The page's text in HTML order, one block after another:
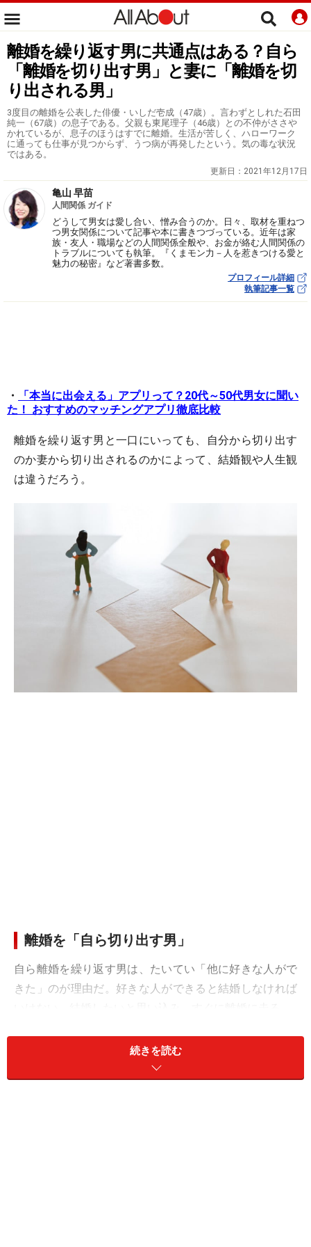
離婚を繰り返す男に共通点はある？自ら
「離婚を切り出す男」と妻に「離婚を切
り出される男」
3度目の離婚を公表した俳優・いしだ壱成（47歳）。言わずとしれた石田
純一（67歳）の息子である。父親も東尾理子（46歳）との不仲がささや
かれているが、息子のほうはすでに離婚。生活が苦しく、ハローワーク
に通っても仕事が見つからず、うつ病が再発したという。気の毒な状況
ではある。
更新日： 2021年12月17日
亀山 早苗
人間関係 ガイド
どうして男女は愛し合い、憎み合うのか。日々、取材を重ねつ
つ男女関係について記事や本に書きつづっている。近年は家
族・友人・職場などの人間関係全般や、お金が絡む人間関係の
トラブルについても執筆。『くまモン力－人を惹きつける愛と
魅力の秘密』など著書多数。
プロフィール詳細
執筆記事一覧
・
「本当に出会える」アプリって？20代～50代男女に聞い
た！ おすすめのマッチングアプリ徹底比較
離婚を繰り返す男と一口にいっても、自分から切り出す
のか妻から切り出されるのかによって、結婚観や人生観
は違うだろう。
離婚を「自ら切り出す男」
自ら離婚を繰り返す男は、たいてい「他に好きな人がで
きた」のが理由だ。好きな人ができると結婚しなければ
経済的に困っていないのが特徴で、「離婚するたびに一
文無しになる」と苦笑する男性に話を聞いたこともあ
続きを読む